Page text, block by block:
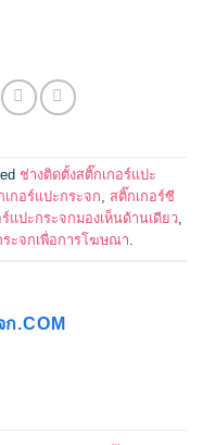
ช่างติดตั้งสติ๊กเกอร์แปะ
กอร์แปะกระจก, สติ๊กเกอร์ซี
แปะกระจกมองเห็นด้านเดียว,
ระจกเพื่อการโฆษณา.
.COM